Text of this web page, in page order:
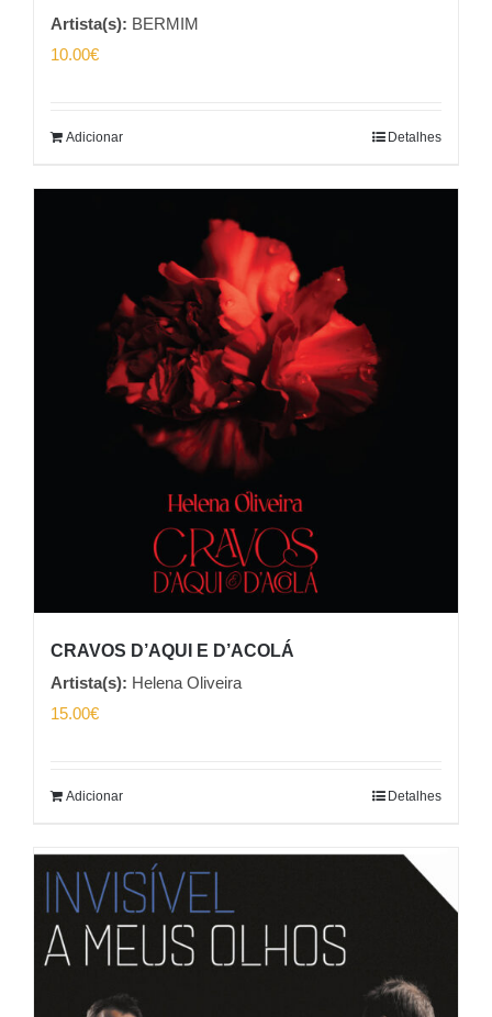
Artista(s): BERMIM
10.00€
Adicionar Detalhes
CRAVOS D’AQUI E D’ACOLÁ
Artista(s): Helena Oliveira
15.00€
Adicionar Detalhes